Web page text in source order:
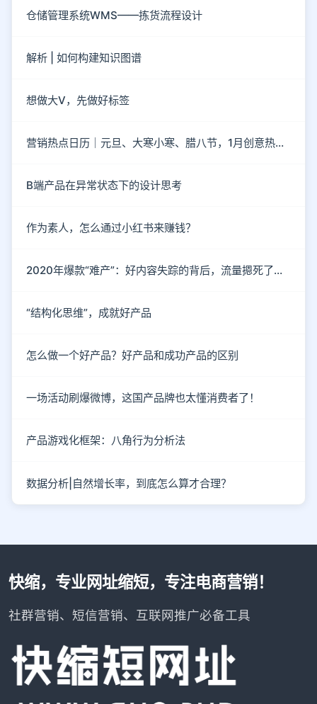
仓储管理系统WMS——拣货流程设计
解析 | 如何构建知识图谱
想做大V，先做好标签
营销热点日历｜元旦、大寒小寒、腊八节，1月创意热点都在这
B端产品在异常状态下的设计思考
作为素人，怎么通过小红书来赚钱？
2020年爆款“难产”：好内容失踪的背后，流量摁死了内容
“结构化思维”，成就好产品
怎么做一个好产品？好产品和成功产品的区别
一场活动刷爆微博，这国产品牌也太懂消费者了！
产品游戏化框架：八角行为分析法
数据分析|自然增长率，到底怎么算才合理？
快缩，专业网址缩短，专注电商营销！
社群营销、短信营销、互联网推广必备工具